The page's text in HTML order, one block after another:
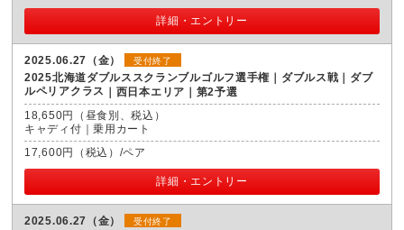
詳細・エントリー
2025.06.27（金） 受付終了
2025北海道ダブルススクランブルゴルフ選手権｜ダブルス戦｜ダブ
ルペリアクラス
西日本エリア｜第2予選
18,650円（昼食別、税込）
キャディ付｜乗用カート
17,600円（税込）/ペア
詳細・エントリー
2025.06.27（金） 受付終了